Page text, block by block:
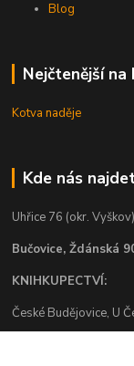
Blog
Nejčtenější na
Kotva naděje
Kde nás
Uhřice 76 (okr. Vyškov)
Bučovice, Ždánská
KNIHKUPECTVÍ:
České Budějovice, U